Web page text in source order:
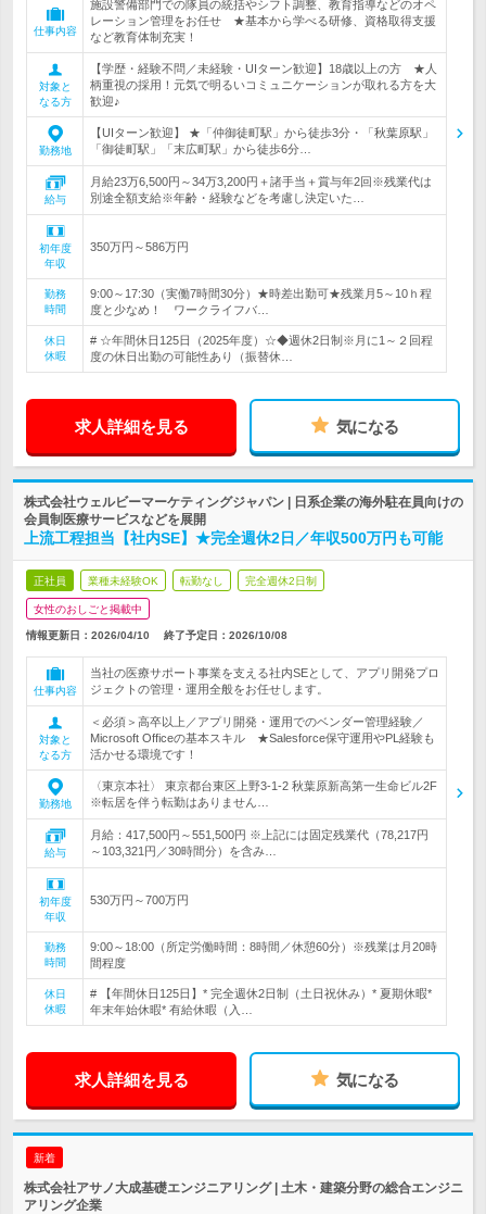
仕事内容
施設警備部門での隊員の統括やシフト調整、教育指導などのオペ
レーション管理をお任せ ★基本から学べる研修、資格取得支援
など教育体制充実！
対象と
なる方
【学歴・経験不問／未経験・UIターン歓迎】18歳以上の方 ★人
柄重視の採用！元気で明るいコミュニケーションが取れる方を大
歓迎♪
勤務地
【UIターン歓迎】 ★「仲御徒町駅」から徒歩3分・「秋葉原駅」
「御徒町駅」「末広町駅」から徒歩6分…
給与
月給23万6,500円～34万3,200円＋諸手当＋賞与年2回※残業代は
別途全額支給※年齢・経験などを考慮し決定いた…
初年度
年収
350万円～586万円
勤務
時間
9:00～17:30（実働7時間30分）★時差出勤可★残業月5～10ｈ程
度と少なめ！ ワークライフバ…
休日
休暇
# ☆年間休日125日（2025年度）☆◆週休2日制※月に1～２回程
度の休日出勤の可能性あり（振替休…
求人詳細を見る 気になる
株式会社ウェルビーマーケティングジャパン | 日系企業の海外駐在員向けの
会員制医療サービスなどを展開
上流工程担当【社内SE】★完全週休2日／年収500万円も可能
正社員 業種未経験OK 転勤なし 完全週休2日制
女性のおしごと掲載中
情報更新日：2026/04/10 終了予定日： 2026/10/08
仕事内容
当社の医療サポート事業を支える社内SEとして、アプリ開発プロ
ジェクトの管理・運用全般をお任せします。
対象と
なる方
＜必須＞高卒以上／アプリ開発・運用でのベンダー管理経験／
Microsoft Officeの基本スキル ★Salesforce保守運用やPL経験も
活かせる環境です！
勤務地
〈東京本社〉 東京都台東区上野3-1-2 秋葉原新高第一生命ビル2F
※転居を伴う転勤はありません…
給与
月給：417,500円～551,500円 ※上記には固定残業代（78,217円
～103,321円／30時間分）を含み…
初年度
年収
530万円～700万円
勤務
時間
9:00～18:00（所定労働時間：8時間／休憩60分）※残業は月20時
間程度
休日
休暇
# 【年間休日125日】* 完全週休2日制（土日祝休み）* 夏期休暇*
年末年始休暇* 有給休暇（入…
求人詳細を見る 気になる
新着
株式会社アサノ大成基礎エンジニアリング | 土木・建築分野の総合エンジニ
アリング企業